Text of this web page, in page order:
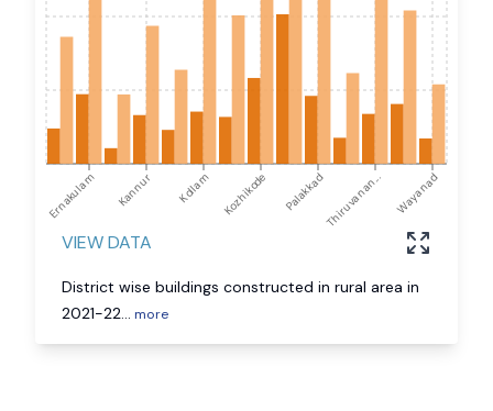
Ernakulam Kannur Kollam Kozhikode PalakkadThiruvanan... Wayanad
VIEW DATA
District wise buildings constructed in rural area in
2021-22... more